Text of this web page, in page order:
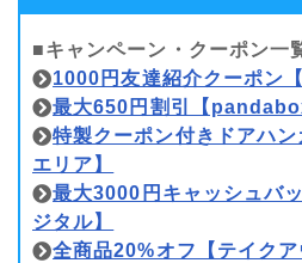
■キャンペーン・クーポン一
1000円友達紹介クーポン
最大650円割引【
特製クーポン付きドアハ
エリア】
最大3000円キャッシュバ
ジタル】
全商品20%オフ【テイクア